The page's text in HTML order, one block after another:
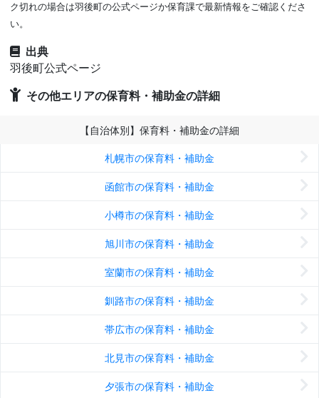
ク切れの場合は羽後町の公式ページか保育課で最新情報をご確認くださ
い。
出典
羽後町公式ページ
その他エリアの保育料・補助金の詳細
【自治体別】保育料・補助金の詳細
札幌市の保育料・補助金
函館市の保育料・補助金
小樽市の保育料・補助金
旭川市の保育料・補助金
室蘭市の保育料・補助金
釧路市の保育料・補助金
帯広市の保育料・補助金
北見市の保育料・補助金
夕張市の保育料・補助金